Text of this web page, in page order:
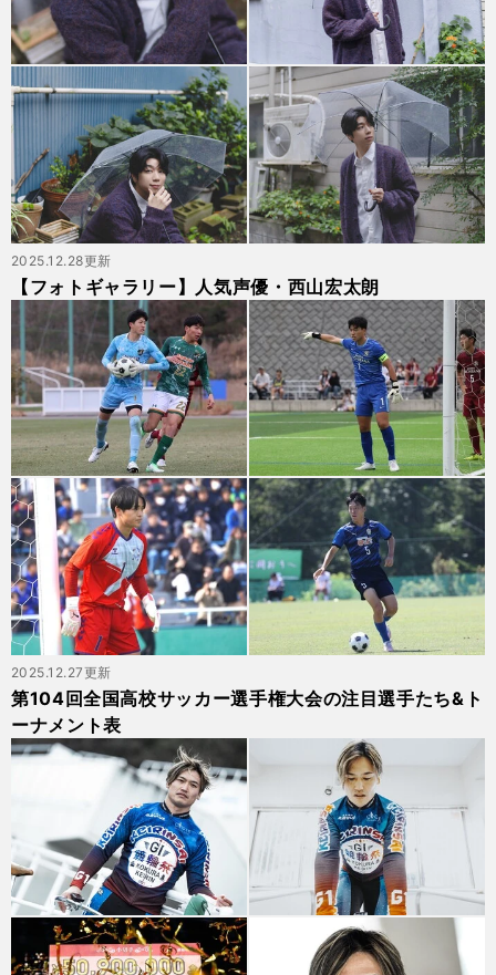
【フォトギャラリー】人気声優・西山宏太朗
2025.12.28更新
第104回全国高校サッカー選手権大会の注目選手たち&ト
ーナメント表
2025.12.27更新